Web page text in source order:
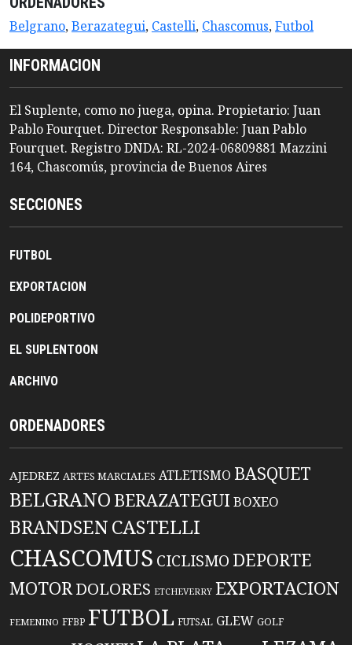
Belgrano,Berazategui, Castelli, Chascomus,Futbol
INFORMACION
El Suplente, como no juega, opina. Propietario: Juan
Pablo Fourquet. Director Responsable: Juan Pablo
Fourquet. Registro DNDA: RL-2024-06809881 Mazzini
164, Chascomús, provincia de Buenos Aires
SECCIONES
FUTBOL
EXPORTACION
POLIDEPORTIVO
EL SUPLENTOON
ARCHIVO
ORDENADORES
AJEDREZ ARTES MARCIALES ATLETISMO BASQUET
BELGRANO BERAZATEGUIBOXEO
BRANDSENCASTELLI
CHASCOMUS CICLISMO DEPORTE
MOTORDOLORES ETCHEVERRY EXPORTACION
FEMENINO FFBP FUTBOL FUTSAL GLEW GOLF